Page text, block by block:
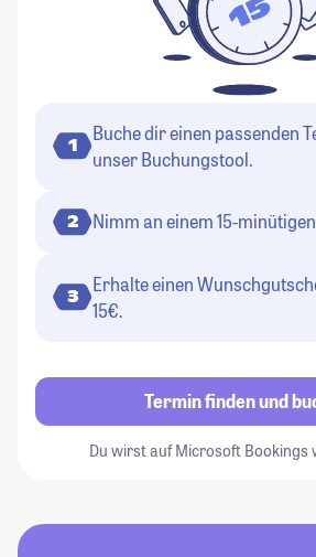
1
Buche dir einen passenden
unser Buchungstool.
2 Nimm an einem 15-
3
Erhalte einen
15€.
Termin finden und
Du wirst auf Microsoft Bookings